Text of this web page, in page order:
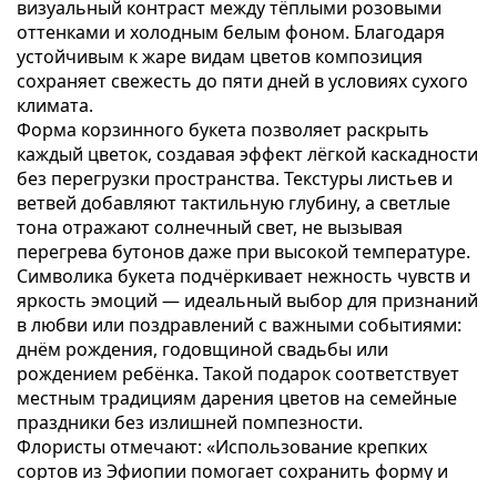
визуальный контраст между тёплыми розовыми
оттенками и холодным белым фоном. Благодаря
устойчивым к жаре видам цветов композиция
сохраняет свежесть до пяти дней в условиях сухого
климата.
Форма корзинного букета позволяет раскрыть
каждый цветок, создавая эффект лёгкой каскадности
без перегрузки пространства. Текстуры листьев и
ветвей добавляют тактильную глубину, а светлые
тона отражают солнечный свет, не вызывая
перегрева бутонов даже при высокой температуре.
Символика букета подчёркивает нежность чувств и
яркость эмоций — идеальный выбор для признаний
в любви или поздравлений с важными событиями:
днём рождения, годовщиной свадьбы или
рождением ребёнка. Такой подарок соответствует
местным традициям дарения цветов на семейные
праздники без излишней помпезности.
Флористы отмечают: «Использование крепких
сортов из Эфиопии помогает сохранить форму и